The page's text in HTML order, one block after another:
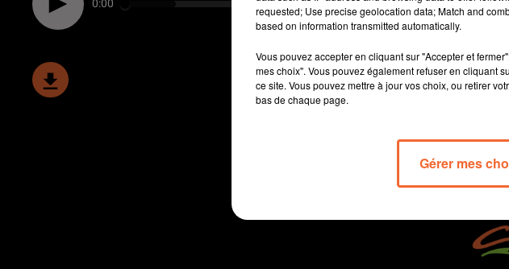
0:00
requested; Use precise geolocation data; Match and
based on information transmitted automatically.
Vous pouvez accepter en cliquant sur "Accepter et
mes choix". Vous pouvez également refuser en cliquant
ce site. Vous pouvez mettre à jour vos choix, ou retirer
bas de chaque page.
Gérer mes